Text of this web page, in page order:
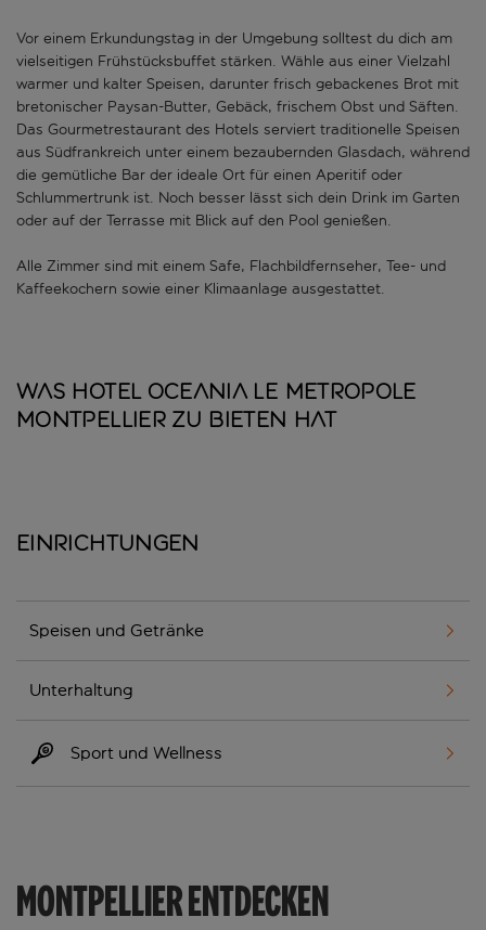
Vor einem Erkundungstag in der Umgebung solltest du dich am
vielseitigen Frühstücksbuffet stärken. Wähle aus einer Vielzahl
warmer und kalter Speisen, darunter frisch gebackenes Brot mit
bretonischer Paysan-Butter, Gebäck, frischem Obst und Säften.
Das Gourmetrestaurant des Hotels serviert traditionelle Speisen
aus Südfrankreich unter einem bezaubernden Glasdach, während
die gemütliche Bar der ideale Ort für einen Aperitif oder
Schlummertrunk ist. Noch besser lässt sich dein Drink im Garten
oder auf der Terrasse mit Blick auf den Pool genießen.
Alle Zimmer sind mit einem Safe, Flachbildfernseher, Tee- und
Kaffeekochern sowie einer Klimaanlage ausgestattet.
Was Hotel Oceania Le Metropole
Montpellier zu bieten hat
Einrichtungen
Speisen und Getränke
Unterhaltung
Sport und Wellness
MONTPELLIER ENTDECKEN